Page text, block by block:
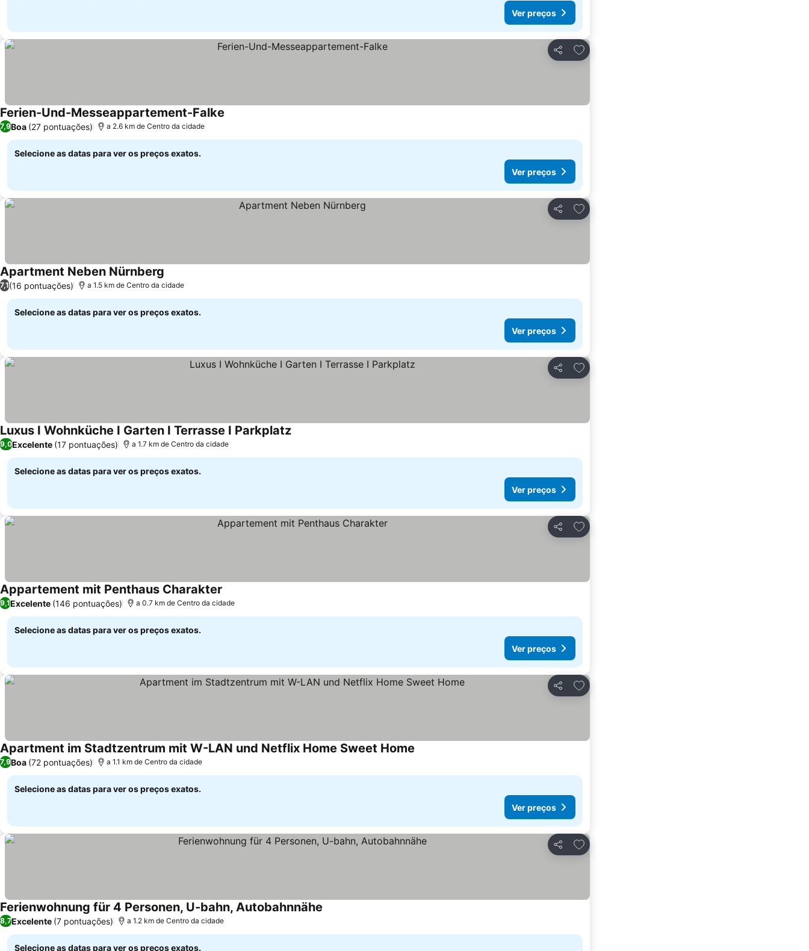
Ver preços
Partilhar
Adicionar aos favoritos
Ferien-Und-Messeappartement-Falke
7,9Boa (27 pontuações) a 2.6 km de Centro da cidade
Selecione as datas para ver os preços exatos.
Ver preços
Partilhar
Adicionar aos favoritos
Apartment Neben Nürnberg
7,1(16 pontuações) a 1.5 km de Centro da cidade
Selecione as datas para ver os preços exatos.
Ver preços
Partilhar
Adicionar aos favoritos
Luxus I Wohnküche I Garten I Terrasse I Parkplatz
9,0Excelente (17 pontuações) a 1.7 km de Centro da cidade
Selecione as datas para ver os preços exatos.
Ver preços
Partilhar
Adicionar aos favoritos
Appartement mit Penthaus Charakter
9,1Excelente (146 pontuações) a 0.7 km de Centro da cidade
Selecione as datas para ver os preços exatos.
Ver preços
Partilhar
Adicionar aos favoritos
Apartment im Stadtzentrum mit W-LAN und Netflix Home Sweet Home
7,9Boa (72 pontuações) a 1.1 km de Centro da cidade
Selecione as datas para ver os preços exatos.
Ver preços
Partilhar
Adicionar aos favoritos
Ferienwohnung für 4 Personen, U-bahn, Autobahnnähe
8,7Excelente (7 pontuações) a 1.2 km de Centro da cidade
Selecione as datas para ver os preços exatos.